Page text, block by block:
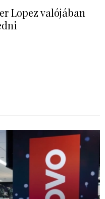
Lopez valójában